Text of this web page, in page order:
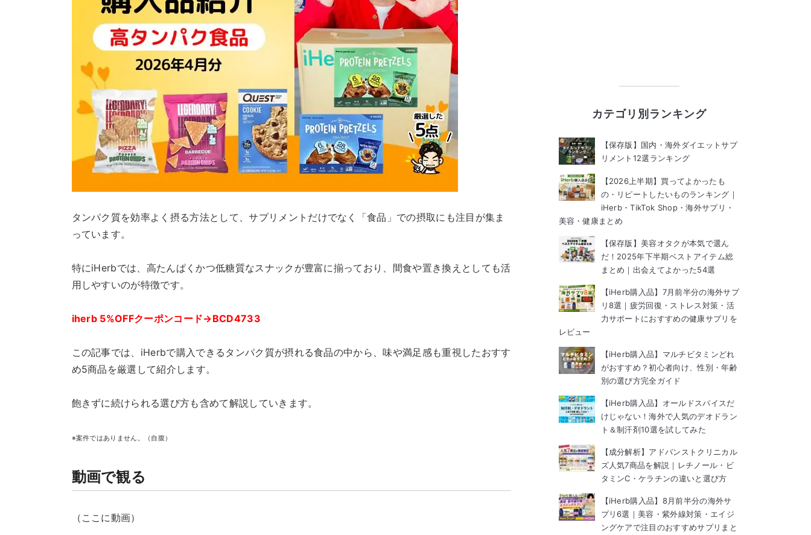
タンパク質を効率よく摂る方法として、サプリメントだけでなく「食品」での摂取にも注目が集ま
っています。
特にiHerbでは、高たんぱくかつ低糖質なスナックが豊富に揃っており、間食や置き換えとしても活
用しやすいのが特徴です。
iherb 5%OFFクーポンコード→BCD4733
この記事では、iHerbで購入できるタンパク質が摂れる食品の中から、味や満足感も重視したおすす
め5商品を厳選して紹介します。
飽きずに続けられる選び方も含めて解説していきます。
※案件ではありません。（自腹）
動画で観る
（ここに動画）
カテゴリ別ランキング
【保存版】国内・海外ダイエットサプ
リメント12選ランキング
【2026上半期】買ってよかったも
の・リピートしたいものランキング｜
iHerb・TikTok Shop・海外サプリ・
美容・健康まとめ
【保存版】美容オタクが本気で選ん
だ！2025年下半期ベストアイテム総
まとめ｜出会えてよかった54選
【iHerb購入品】7月前半分の海外サプ
リ8選｜疲労回復・ストレス対策・活
力サポートにおすすめの健康サプリを
レビュー
【iHerb購入品】マルチビタミンどれ
がおすすめ？初心者向け、性別・年齢
別の選び方完全ガイド
【iHerb購入品】オールドスパイスだ
けじゃない！海外で人気のデオドラン
ト＆制汗剤10選を試してみた
【成分解析】アドバンストクリニカル
ズ人気7商品を解説｜レチノール・ビ
タミンC・ケラチンの違いと選び方
【iHerb購入品】8月前半分の海外サ
プリ6選｜美容・紫外線対策・エイジ
ングケアで注目のおすすめサプリまと